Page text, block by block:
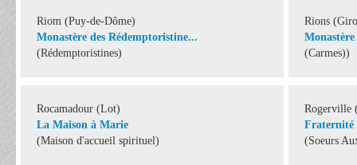
Riom (Puy-de-Dôme)
Monastère des Rédemptoristine...
(Rédemptoristines)
Rions
(Carmes))
Rocamadour (Lot)
La Maison à Marie
(Maison d'accueil spirituel)
Rogerville
Fraternité
(Soeurs